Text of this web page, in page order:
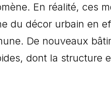
En réalité, ces
du décor urbain en
De nouveaux
dont la structure